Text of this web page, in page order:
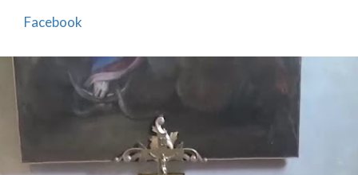
Facebook